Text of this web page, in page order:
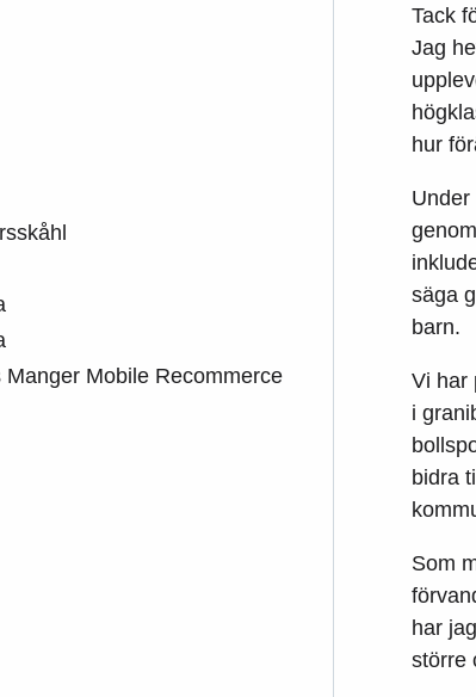
Manger Mobile Recommerce
Tack
Jag
hur
säga
barn.
Vi har
i
bidra
Som
har
större